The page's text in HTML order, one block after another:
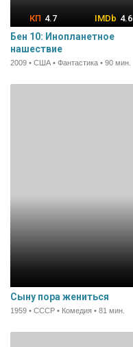
4.7 4.6
Бен 10: Инопланетное
нашествие
2009 • США • Фантастика • 90 мин.
Сыну пора жениться
1959 • СССР • Комедия • 81 мин.